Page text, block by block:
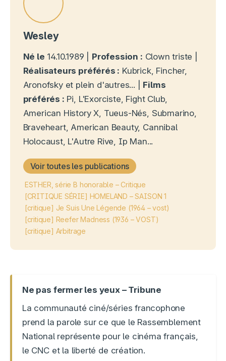
Wesley
Né le 14.10.1989 | Profession : Clown triste |
Réalisateurs préférés : Kubrick, Fincher,
Aronofsky et plein d'autres... | Films
préférés : Pi, L'Exorciste, Fight Club,
American History X, Tueus-Nés, Submarino,
Braveheart, American Beauty, Cannibal
Holocaust, L'Autre Rive, Ip Man...
Voir toutes les publications
ESTHER, série B honorable – Critique
[CRITIQUE SÉRIE] HOMELAND – SAISON 1
[critique] Je Suis Une Légende (1964 – vost)
[critique] Reefer Madness (1936 – VOST)
[critique] Arbitrage
Ne pas fermer les yeux – Tribune
La communauté ciné/séries francophone
prend la parole sur ce que le Rassemblement
National représente pour le cinéma français,
le CNC et la liberté de création.